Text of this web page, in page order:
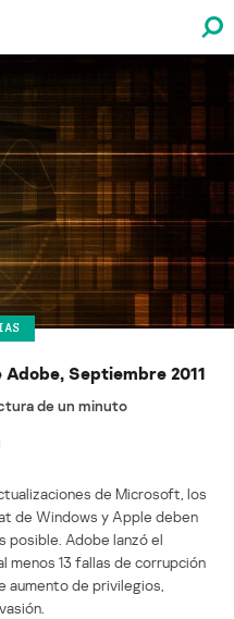
Septiembre 2011
de un minuto
de Microsoft, los
de Windows y Apple deben
posible. Adobe lanzó el
menos 13 fallas de corrupción
aumento de privilegios,